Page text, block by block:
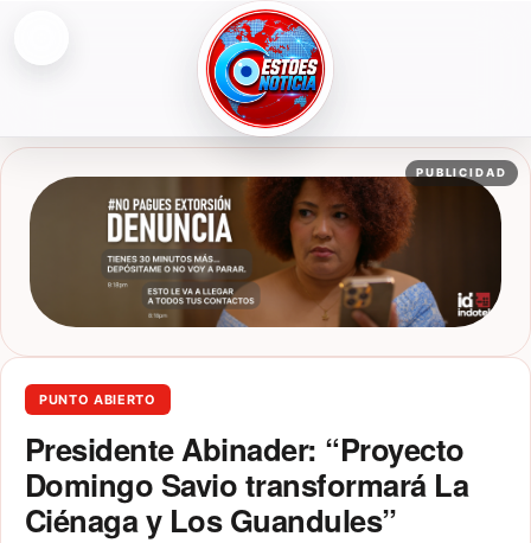
ESTOESNOTICIA|NOTICIAS
PUBLICIDAD
PUNTO ABIERTO
Presidente Abinader: “Proyecto
Domingo Savio transformará La
Ciénaga y Los Guandules”